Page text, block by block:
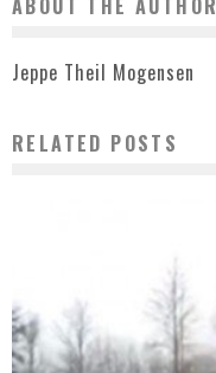
ABOUT THE AUTHOR
Jeppe Theil Mogensen
RELATED POSTS